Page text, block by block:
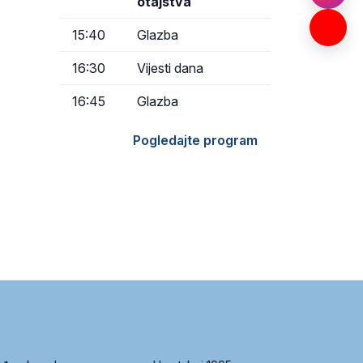
15:40 Glazba
16:30 Vijesti dana
16:45 Glazba
Pogledajte program